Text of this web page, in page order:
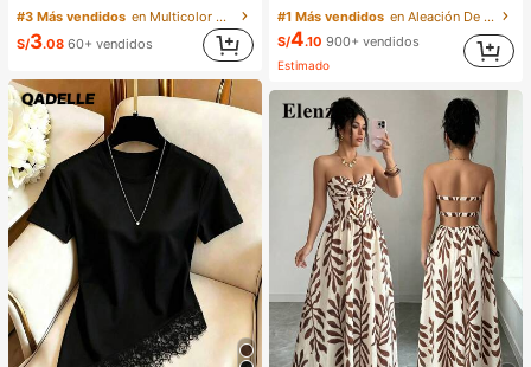
#3 Más vendidos
en Multicolor Bolsos De Hombro De Mujer
S/3.08 60+ vendidos
#1 Más vendidos
en Aleación De Hierro Accesorios para el cabello d
S/4.10 900+ vendidos
Estimado